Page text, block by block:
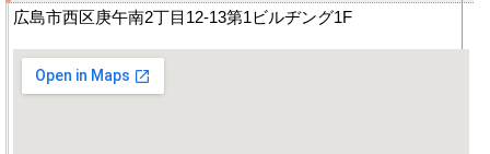
広島市西区庚午南2丁目12-13第1ビルヂング1F